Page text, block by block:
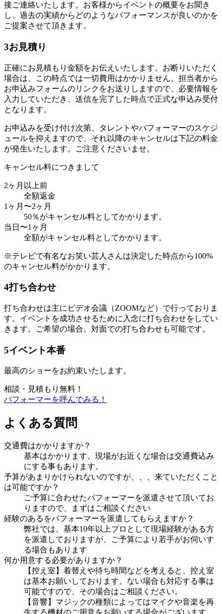
接ご連絡いたします。お客様からイベントの概要をお聞き
し、過去の実績からどのようなパフォーマンスが良いのかを
ご提案させて頂きます。
3お見積り
正確にお見積もり金額をお伝えいたします。お断りいただく
場合は、この時点では一切費用はかかりません。担当者から
お申込みフォームのリンクをお送りしますので、必要情報を
入力していただき、送信を完了した時点で正式な申込み受付
となります。
お申込みを受け付け次第、タレントやパフォーマーのスケジ
ュールを抑えますので、それ以降のキャンセルは下記の料金
が発生いたします。ご注意くださいませ。
キャンセル料につきまして
2ヶ月以上前
全額返金
1ヶ月〜2ヶ月
50％がキャンセル料としてかかります。
当日〜1ヶ月
全額がキャンセル料としてかかります。
※テレビで有名なお笑い芸人さんは決定した時点から100%
のキャンセル料がかかります。
4打ち合わせ
打ち合わせは主にビデオ会議（ZOOMなど）で行っておりま
す。イベントを成功させるために入念に打ち合わせをしてい
きます。ご希望の場合、対面での打ち合わせも可能です。
5イベント本番
最高のショーをお約束いたします。
相談・見積もり無料！
パフォーマーを呼んでみる！
よくある質問
交通費はかかりますか？
基本はかかります。現場がお近くな場合は交通費込み
にする事もあります。
予算があまりかけられないのですが、、、来ていただくこと
は可能ですか？
ご予算に合わせたパフォーマーを派遣させて頂いてお
りますので、まずはご相談ください
経験のあるをパフォーマーを派遣してもらえますか？
弊社では、基本10年以上プロとして現場経験がある方
を派遣しておりますが、ご予算により若手がお伺いす
る場合もあります
何か用意する必要がありますか？
【控え室】着替えや待ち時間などを考えると、控え室
は基本お願いしております。ない場合も対応する事は
可能ですので、その場合はご相談ください。
【音響】マジックの種類によってはマイクや音楽を再